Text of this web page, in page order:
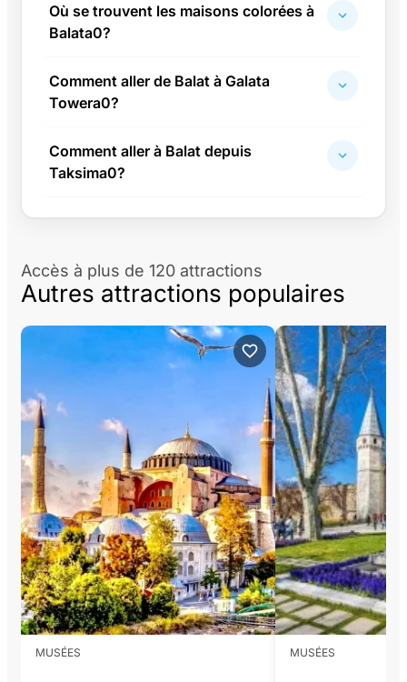
Où se trouvent les maisons colorées à
Balata0?
Comment aller de Balat à Galata
Towera0?
Comment aller à Balat depuis
Taksima0?
Accès à plus de 120 attractions
Autres attractions populaires
MUSÉES MUSÉES